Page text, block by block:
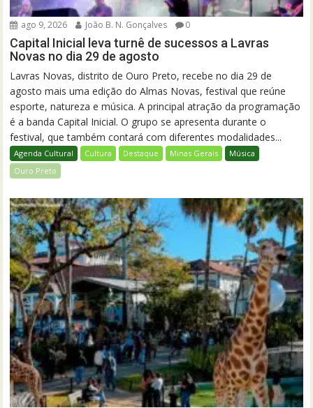
ago 9, 2026 João B. N. Gonçalves 0
Capital Inicial leva turnê de sucessos a Lavras
Novas no dia 29 de agosto
Lavras Novas, distrito de Ouro Preto, recebe no dia 29 de
agosto mais uma edição do Almas Novas, festival que reúne
esporte, natureza e música. A principal atração da programação
é a banda Capital Inicial. O grupo se apresenta durante o
festival, que também contará com diferentes modalidades...
Agenda Cultural Cultura Destaque Minas Gerais
Música
Ouro Preto